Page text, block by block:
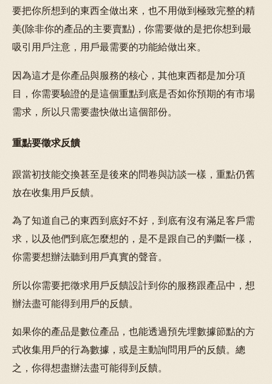
要把你所想到的東西全做出來，也不用做到極致完整的精
美(除非你的產品的主要賣點)，你需要做的是把你想到最
吸引用戶注意，用戶最需要的功能給做出來。
因為這才是你產品與服務的核心，其他東西都是加分項
目，你需要驗證的是這個重點到底是否如你預期的有市場
需求，所以只需要盡快做出這個部份。
重點要徵求反饋
跟當初技能交換甚至是後來的問卷與訪談一樣，重點仍舊
放在收集用戶反饋。
為了知道自己的東西到底好不好，到底有沒有滿足客戶需
求，以及他們到底怎麼想的，是不是跟自己的判斷一樣，
你需要想辦法聽到用戶真實的聲音。
所以你需要把徵求用戶反饋設計到你的服務跟產品中，想
辦法盡可能得到用戶的反饋。
如果你的產品是數位產品，也能透過預先埋數據節點的方
式收集用戶的行為數據，或是主動詢問用戶的反饋。總
之，你得想盡辦法盡可能得到反饋。